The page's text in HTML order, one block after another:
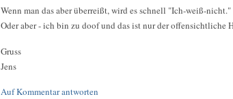
Wenn man das aber überreißt, wird es schnell "Ich-weiß-nicht."
Oder aber - ich bin zu doof und das ist nur der
Gruss
Jens
Auf Kommentar antworten